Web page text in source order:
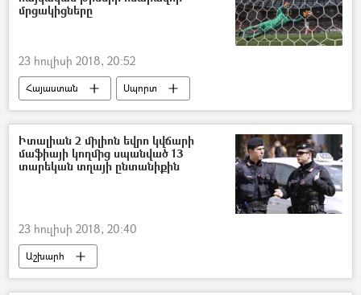
մրցակիցները
23 հուլիսի 2018, 20:52
Հայաստան Սպորտ
Իտալիան 2 միլիոն եվրո կվճարի
մաֆիայի կողմից սպանված 13
տարեկան տղայի ընտանիքին
23 հուլիսի 2018, 20:40
Աշխարհ